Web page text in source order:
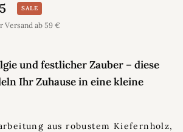
SALE
Versand ab 59 €
und festlicher Zauber – diese
Ihr Zuhause in eine kleine
aus robustem Kiefernholz,